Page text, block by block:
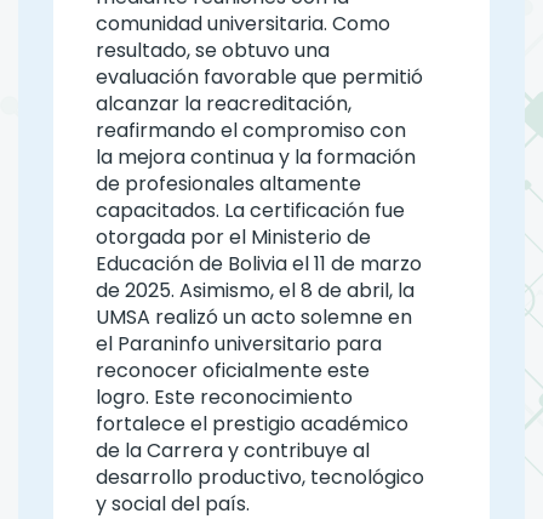
comunidad universitaria. Como
resultado, se obtuvo una
evaluación favorable que permitió
alcanzar la reacreditación,
reafirmando el compromiso con
la mejora continua y la formación
de profesionales altamente
capacitados. La certificación fue
otorgada por el Ministerio de
Educación de Bolivia el 11 de marzo
de 2025. Asimismo, el 8 de abril, la
UMSA realizó un acto solemne en
el Paraninfo universitario para
reconocer oficialmente este
logro. Este reconocimiento
fortalece el prestigio académico
de la Carrera y contribuye al
desarrollo productivo, tecnológico
y social del país.